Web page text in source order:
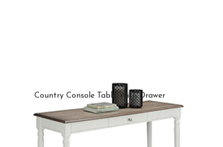
Country Console Table With Drawer